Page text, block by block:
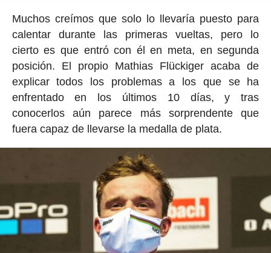
Muchos creímos que solo lo llevaría puesto para
calentar durante las primeras vueltas, pero lo
cierto es que entró con él en meta, en segunda
posición. El propio Mathias Flückiger acaba de
explicar todos los problemas a los que se ha
enfrentado en los últimos 10 días, y tras
conocerlos aún parece más sorprendente que
fuera capaz de llevarse la medalla de plata.